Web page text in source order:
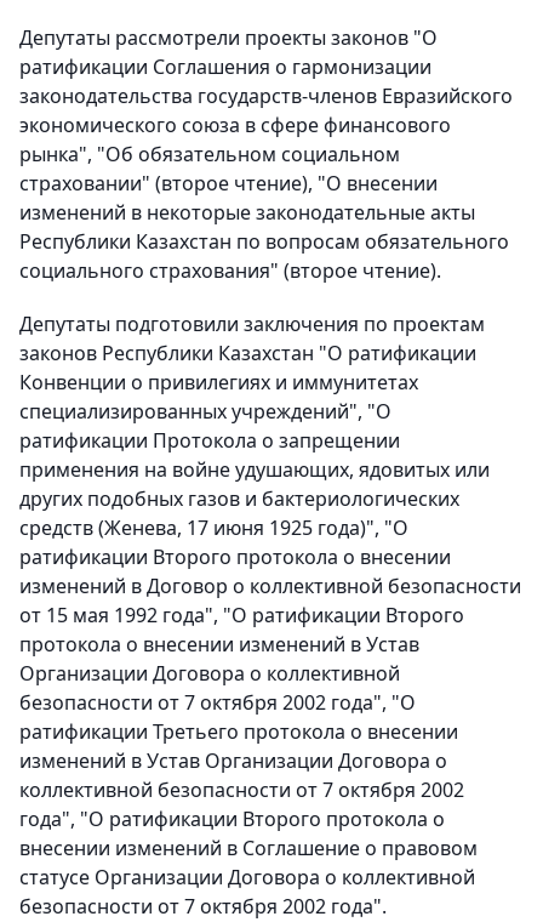
Депутаты рассмотрели проекты законов "О
ратификации Соглашения о гармонизации
законодательства государств-членов Евразийского
экономического союза в сфере финансового
рынка", "Об обязательном социальном
страховании" (второе чтение), "О внесении
изменений в некоторые законодательные акты
Республики Казахстан по вопросам обязательного
социального страхования" (второе чтение).
Депутаты подготовили заключения по проектам
законов Республики Казахстан "О ратификации
Конвенции о привилегиях и иммунитетах
специализированных учреждений", "О
ратификации Протокола о запрещении
применения на войне удушающих, ядовитых или
других подобных газов и бактериологических
средств (Женева, 17 июня 1925 года)", "О
ратификации Второго протокола о внесении
изменений в Договор о коллективной безопасности
от 15 мая 1992 года", "О ратификации Второго
протокола о внесении изменений в Устав
Организации Договора о коллективной
безопасности от 7 октября 2002 года", "О
ратификации Третьего протокола о внесении
изменений в Устав Организации Договора о
коллективной безопасности от 7 октября 2002
года", "О ратификации Второго протокола о
внесении изменений в Соглашение о правовом
статусе Организации Договора о коллективной
безопасности от 7 октября 2002 года".